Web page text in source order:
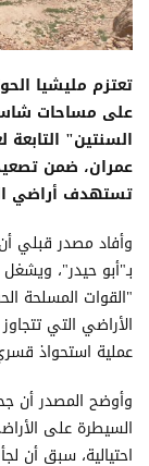
تعتزم مليشيا
على مساحات
السنتين"
عمران، ضمن
تستهدف أراضي
وأفاد مصدر قبلي
بـ"أبو حيدر"،
"القوات المسلحة
الأراضي التي
عملية استحواذ
وأوضح المصدر
السيطرة على
احتيالية، سبق أن